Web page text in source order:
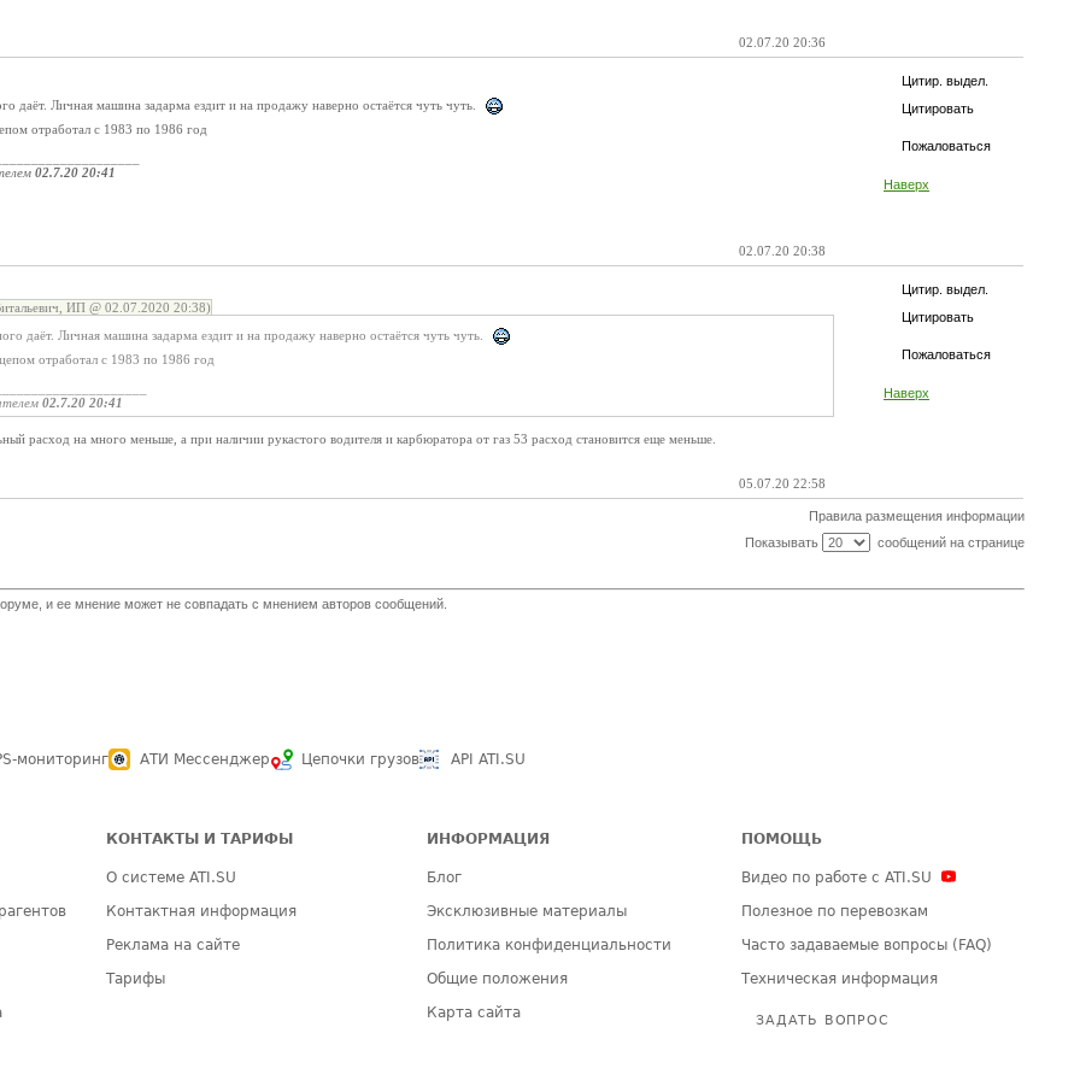
02.07.20 20:36
Цитир. выдел.
Цитировать
Пожаловаться
Наверх
даёт. Личная машина задарма ездит и на продажу наверно остаётся чуть чуть.
отработал с 1983 по 1986 год
02.7.20 20:41
02.07.20 20:38
Цитир. выдел.
Цитировать
Пожаловаться
Наверх
ИП @ 02.07.2020 20:38)
даёт. Личная машина задарма ездит и на продажу наверно остаётся чуть чуть.
отработал с 1983 по 1986 год
02.7.20 20:41
расход на много меньше, а при наличии рукастого водителя и карбюратора от газ 53 расход становится еще меньше.
05.07.20 22:58
Правила размещения информации
Показывать
сообщений на странице
и ее мнение может не совпадать с мнением авторов сообщений.
мониторинг АТИ Мессенджер Цепочки грузов API ATI.SU
КОНТАКТЫ И ТАРИФЫ
О системе ATI.SU
Контактная информация
Реклама на сайте
Тарифы
ИНФОРМАЦИЯ
Блог
Эксклюзивные материалы
Политика конфиденциальности
Общие положения
Карта сайта
ПОМОЩЬ
Видео по работе с ATI.SU
Полезное по перевозкам
Часто задаваемые вопросы (FAQ)
Техническая информация
ЗАДАТЬ ВОПРОС